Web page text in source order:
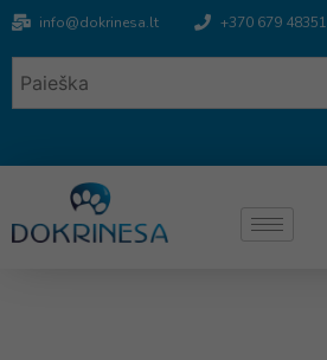
info@dokrinesa.lt +370 679 48351